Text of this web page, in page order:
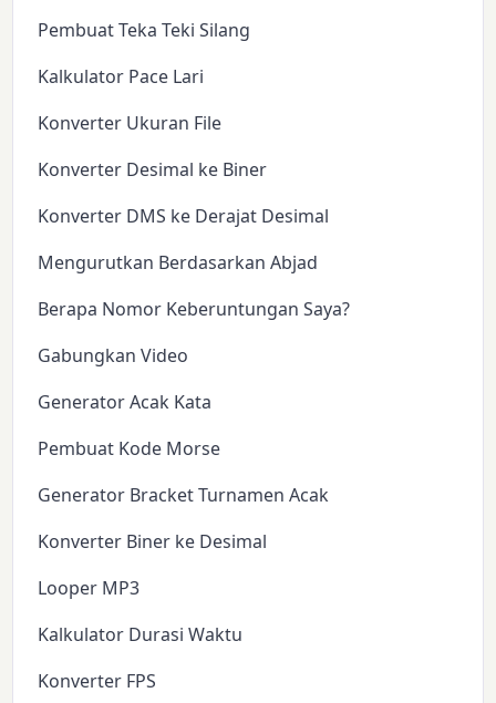
Pembuat Teka Teki Silang
Kalkulator Pace Lari
Konverter Ukuran File
Konverter Desimal ke Biner
Konverter DMS ke Derajat Desimal
Mengurutkan Berdasarkan Abjad
Berapa Nomor Keberuntungan Saya?
Gabungkan Video
Generator Acak Kata
Pembuat Kode Morse
Generator Bracket Turnamen Acak
Konverter Biner ke Desimal
Looper MP3
Kalkulator Durasi Waktu
Konverter FPS